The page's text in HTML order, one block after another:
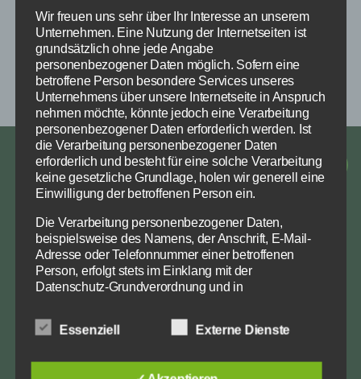
Impressum
Datenschutz
Facebook
E-
Über diese Website
Dies ist die Webseite des Reit- & Fahrverein
Westerende. Hier werdet ihr immer über die
nächsten Termine und aktuellen Ereignisse
informiert.
Wir freuen uns sehr über Ihr Interesse an unserem
Unternehmen. Eine Nutzung der Internetseiten ist
grundsätzlich ohne jede Angabe
personenbezogener Daten möglich. Sofern eine
betroffene Person besondere Services unseres
Unternehmens über unsere Internetseite in Anspruch
nehmen möchte, könnte jedoch eine Verarbeitung
personenbezogener Daten erforderlich werden. Ist
die Verarbeitung personenbezogener Daten
erforderlich und besteht für eine solche Verarbeitung
keine gesetzliche Grundlage, holen wir generell eine
Einwilligung der betroffenen Person ein.
Die Verarbeitung personenbezogener Daten,
beispielsweise des Namens, der Anschrift, E-Mail-
Adresse oder Telefonnummer einer betroffenen
Person, erfolgt stets im Einklang mit der
Datenschutz-Grundverordnung und in
landesspezifischen Datenschutzbestimmungen.
Mittels dieser Datenschutzerklärung möchte unser
Zweck der von uns erhobenen, genutzten und
Essenziell Externe Dienste